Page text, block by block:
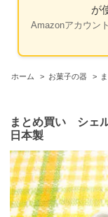
が
Amazonアカウン
ホーム > お菓子の器 >
まとめ買い シ
日本製